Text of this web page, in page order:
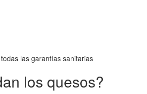
las garantías sanitarias
los quesos?